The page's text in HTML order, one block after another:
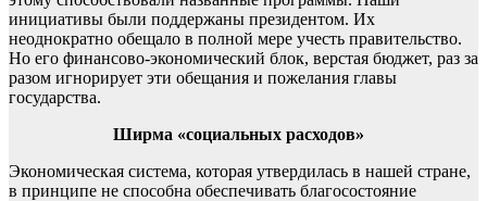
инициативы были поддержаны президентом. Их
неоднократно обещало в полной мере учесть правительство.
Но его финансово-экономический блок, верстая бюджет, раз за
разом игнорирует эти обещания и пожелания главы
государства.
Ширма «социальных расходов»
Экономическая система, которая утвердилась в нашей стране,
в принципе не способна обеспечивать благосостояние